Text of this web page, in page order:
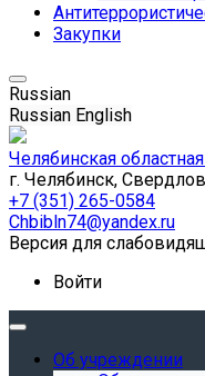
Закупки
Russian
Russian English
Челябинская
г. Челябинск,
+7 (351) 265-0584
Chbibln74@yandex.ru
Версия для
Войти
Об учреждении